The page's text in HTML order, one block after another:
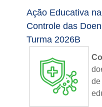
Ação Educativa
Controle das
Turma 2026B
de